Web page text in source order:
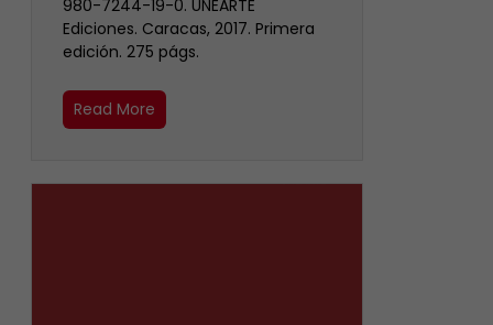
980-7244-19-0. UNEARTE
Ediciones. Caracas, 2017. Primera
edición. 275 págs.
Read More